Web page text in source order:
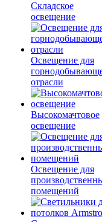
Складское
освещение
Освещение для
отрасли
Высокомачтовое
освещение
Освещение для
помещений